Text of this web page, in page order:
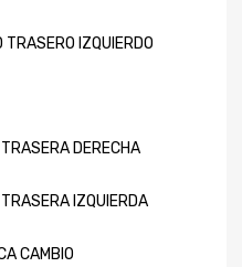
IZQUIERDO
DERECHA
IZQUIERDA
CAMBIO